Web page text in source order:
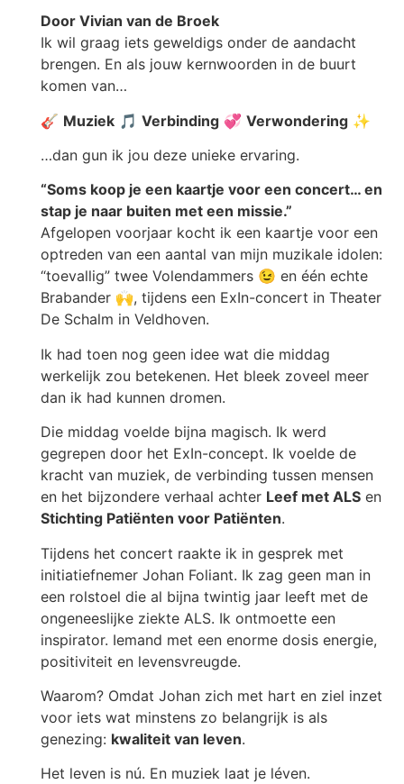
Door Vivian van de Broek
Ik wil graag iets geweldigs onder de aandacht
brengen. En als jouw kernwoorden in de buurt
komen van…
🎸 Muziek 🎵 Verbinding 💞 Verwondering ✨
…dan gun ik jou deze unieke ervaring.
“Soms koop je een kaartje voor een concert… en
stap je naar buiten met een missie.”
Afgelopen voorjaar kocht ik een kaartje voor een
optreden van een aantal van mijn muzikale idolen:
“toevallig” twee Volendammers 😉 en één echte
Brabander 🙌, tijdens een ExIn-concert in Theater
De Schalm in Veldhoven.
Ik had toen nog geen idee wat die middag
werkelijk zou betekenen. Het bleek zoveel meer
dan ik had kunnen dromen.
Die middag voelde bijna magisch. Ik werd
gegrepen door het ExIn-concept. Ik voelde de
kracht van muziek, de verbinding tussen mensen
en het bijzondere verhaal achter Leef met ALS en
Stichting Patiënten voor Patiënten.
Tijdens het concert raakte ik in gesprek met
initiatiefnemer Johan Foliant. Ik zag geen man in
een rolstoel die al bijna twintig jaar leeft met de
ongeneeslijke ziekte ALS. Ik ontmoette een
inspirator. Iemand met een enorme dosis energie,
positiviteit en levensvreugde.
Waarom? Omdat Johan zich met hart en ziel inzet
voor iets wat minstens zo belangrijk is als
genezing: kwaliteit van leven.
Het leven is nú. En muziek laat je léven.